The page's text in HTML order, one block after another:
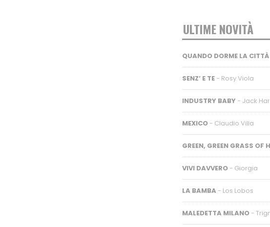
ULTIME NOVITÀ
QUANDO DORME LA CITTÀ
SENZ’ E TE - Rosy Viola
INDUSTRY BABY - Jack
MEXICO - Claudio Villa
GREEN, GREEN GRASS OF
VIVI DAVVERO - Giorgia
LA BAMBA - Los Lobos
MALEDETTA MILANO -